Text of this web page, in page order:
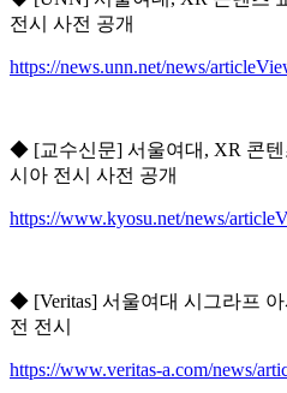
전시 사전 공개
https://news.unn.net/news/
◆ [교수신문] 서울여대, XR 콘
시아 전시 사전 공개
https://www.kyosu.net/news/
◆ [Veritas] 서울여대 시그라프
전 전시
https://www.veritas-a.com/news/